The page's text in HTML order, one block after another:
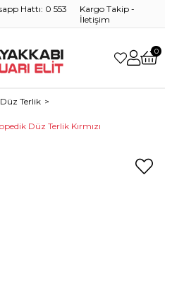
Hattı: 0 553
Kargo Takip -
İletişim
0
Düz Terlik
Düz Terlik Kırmızı